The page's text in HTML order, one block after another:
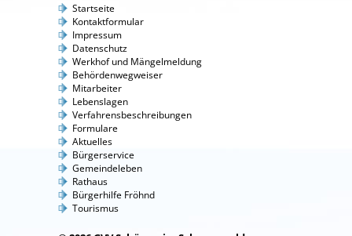
Startseite
Kontaktformular
Impressum
Datenschutz
Werkhof und Mängelmeldung
Behördenwegweiser
Mitarbeiter
Lebenslagen
Verfahrensbeschreibungen
Formulare
Aktuelles
Bürgerservice
Gemeindeleben
Rathaus
Bürgerhilfe Fröhnd
Tourismus